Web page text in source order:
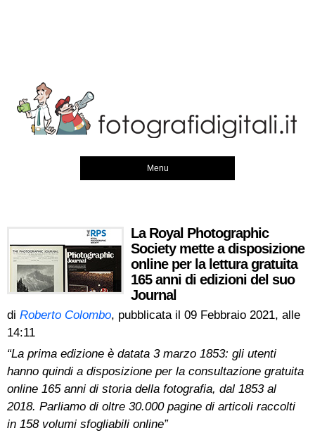
Menu
La Royal Photographic
Society mette a disposizione
online per la lettura gratuita
165 anni di edizioni del suo
Journal
di Roberto Colombo, pubblicata il 09 Febbraio 2021, alle
14:11
“La prima edizione è datata 3 marzo 1853: gli utenti
hanno quindi a disposizione per la consultazione gratuita
online 165 anni di storia della fotografia, dal 1853 al
2018. Parliamo di oltre 30.000 pagine di articoli raccolti
in 158 volumi sfogliabili online”